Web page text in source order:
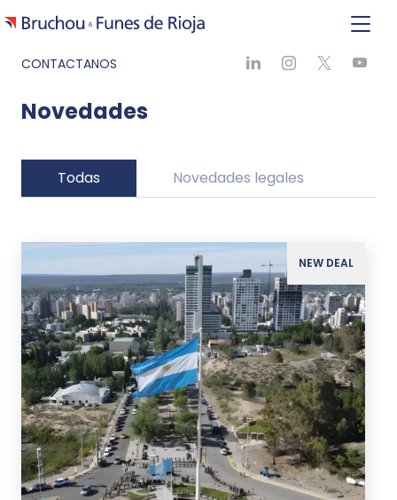
CONTACTANOS
Novedades
Todas Novedades legales
NEW DEAL